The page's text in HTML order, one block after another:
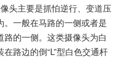
头主要是抓怕逆行、变道压
。一般在马路的一侧或者是
路的一侧。这类摄像头为白
路边的倒“L”型白色交通杆